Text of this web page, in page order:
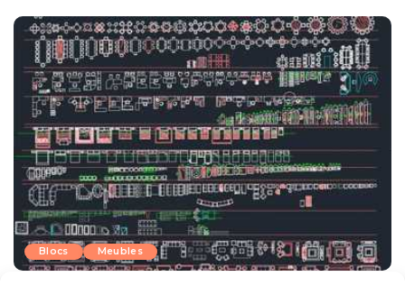
Blocs Meubles